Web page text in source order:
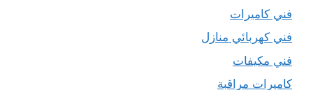
فني كاميرات
فني كهربائي منازل
فني مكيفات
كاميرات مراقبة